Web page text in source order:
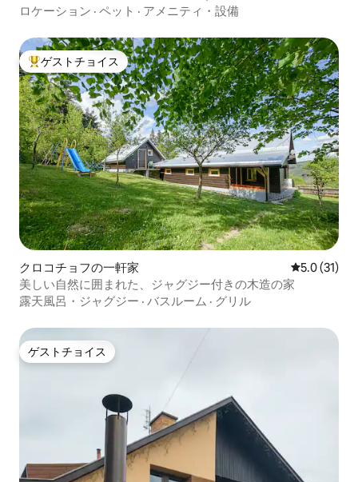
メント
ロケーション · ペット · アメニティ・設備
大好評のゲストチョイスです。
ゲストチョイス
クロコチョフの一軒家 レビュー31
5.0 (31)
美しい自然に囲まれた、ジャグジー付きの木造の家
露天風呂・ジャグジー · バスルーム · グリル
ゲストチョイス
ゲストチョイス